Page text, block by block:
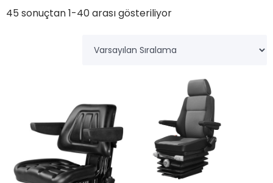
45 sonuçtan 1-40 arası gösteriliyor